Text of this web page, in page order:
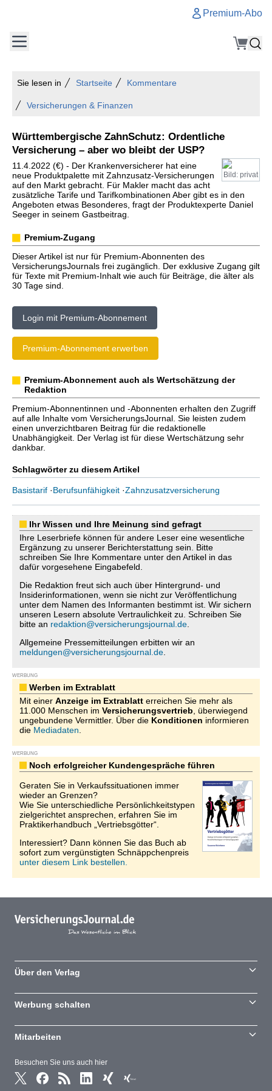
Premium-Abo
Sie lesen in Startseite Kommentare
Versicherungen & Finanzen
Württembergische ZahnSchutz: Ordentliche
Versicherung – aber wo bleibt der USP?
Bild: privat
11.4.2022 (€) - Der Krankenversicherer hat eine
neue Produktpalette mit Zahnzusatz-Versicherungen
auf den Markt gebracht. Für Makler macht das acht
zusätzliche Tarife und Tarifkombinationen Aber gibt es in den
Angeboten etwas Besonderes, fragt der Produktexperte Daniel
Seeger in seinem Gastbeitrag.
Premium-Zugang
Dieser Artikel ist nur für Premium-Abonnenten des
VersicherungsJournals frei zugänglich. Der exklusive Zugang gilt
für Texte mit Premium-Inhalt wie auch für Beiträge, die älter als
30 Tage sind.
Login mit Premium-Abonnement
Premium-Abonnement erwerben
Premium-Abonnement auch als Wertschätzung der
Redaktion
Premium-Abonnentinnen und -Abonnenten erhalten den Zugriff
auf alle Inhalte vom VersicherungsJournal. Sie leisten zudem
einen unverzichtbaren Beitrag für die redaktionelle
Unabhängigkeit. Der Verlag ist für diese Wertschätzung sehr
dankbar.
Schlagwörter zu diesem Artikel
Basistarif ·Berufsunfähigkeit ·Zahnzusatzversicherung
Ihr Wissen und Ihre Meinung sind gefragt
Ihre Leserbriefe können für andere Leser eine wesentliche
Ergänzung zu unserer Berichterstattung sein. Bitte
schreiben Sie Ihre Kommentare unter den Artikel in das
dafür vorgesehene Eingabefeld.
Die Redaktion freut sich auch über Hintergrund- und
Insiderinformationen, wenn sie nicht zur Veröffentlichung
unter dem Namen des Informanten bestimmt ist. Wir sichern
unseren Lesern absolute Vertraulichkeit zu. Schreiben Sie
bitte an redaktion@versicherungsjournal.de
Allgemeine Pressemitteilungen erbitten wir an
meldungen@versicherungsjournal.de
WERBUNG
Werben im Extrablatt
Mit einer Anzeige im Extrablatt erreichen Sie mehr als
11.000 Menschen im Versicherungsvertrieb , überwiegend
ungebundene Vermittler. Über die Konditionen informieren
die Mediadaten
WERBUNG
Noch erfolgreicher Kundengespräche führen
Geraten Sie in Verkaufssituationen immer
wieder an Grenzen?
Wie Sie unterschiedliche Persönlichkeitstypen
zielgerichtet ansprechen, erfahren Sie im
Praktikerhandbuch „Vertriebsgötter“.
Interessiert? Dann können Sie das Buch ab
sofort zum vergünstigten Schnäppchenpreis
unter diesem Link bestellen.
Besuchen Sie uns auch hier
Über den Verlag
Werbung schalten
Mitarbeiten